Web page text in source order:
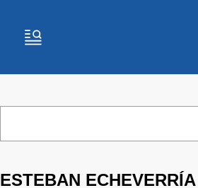
ESTEBAN ECHEVERRÍA